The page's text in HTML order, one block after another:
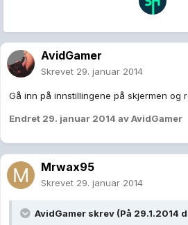
AvidGamer
Skrevet 29. januar 2014
Gå inn på innstillingene på skjermen og
Endret 29. januar 2014 av AvidGamer
Mrwax95
Skrevet 29. januar 2014
AvidGamer skrev (På 29.1.2014